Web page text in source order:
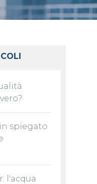
spiegato
l'acqua